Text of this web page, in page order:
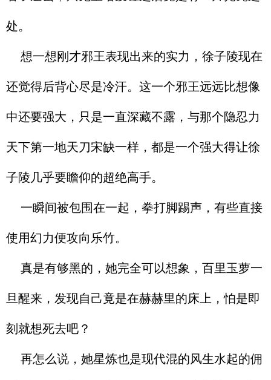
处。
想一想刚才邪王表现出来的实力，徐子陵现在
还觉得后背心尽是冷汗。这一个邪王远远比想像
中还要强大，只是一直深藏不露，与那个隐忍力
天下第一地天刀宋缺一样，都是一个强大得让徐
子陵几乎要瞻仰的超绝高手。
一瞬间被包围在一起，拳打脚踢声，有些直接
使用幻力便攻向乐竹。
真是有够黑的，她完全可以想象，百里玉萝一
旦醒来，发现自己竟是在赫赫里的床上，怕是即
刻就想死去吧？
再怎么说，她星炼也是现代混的风生水起的佣